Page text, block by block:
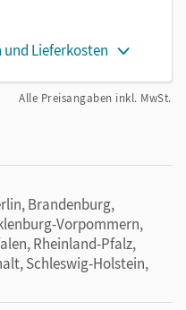
Lieferkosten
Alle Preisangaben inkl. MwSt.
Brandenburg,
Vorpommern,
Rheinland-Pfalz,
Schleswig-Holstein,